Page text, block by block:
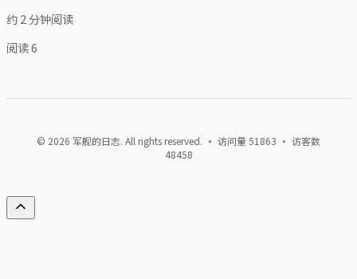
约 2 分钟阅读
阅读6
© 2026 军舰的日志. All rights reserved. · 访问量51863 · 访客数
48458